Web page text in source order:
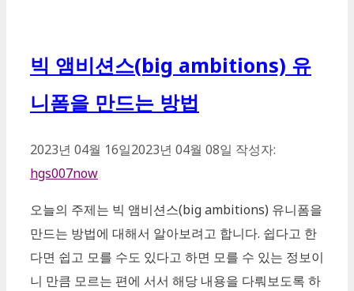
빅 앰비션스(big ambitions) 유
니폼을 만드는 방법
2023년 04월 16일2023년 04월 08일 작성자:
hgs007now
오늘의 주제는 빅 앰비션스(big ambitions) 유니폼을
만드는 방법에 대해서 알아보려고 합니다. 쉽다고 한
다면 쉽고 모를 수도 있다고 하면 모를 수 있는 정보이
니 만큼 모르는 편에 서서 해당 내용을 다뤄보도록 하